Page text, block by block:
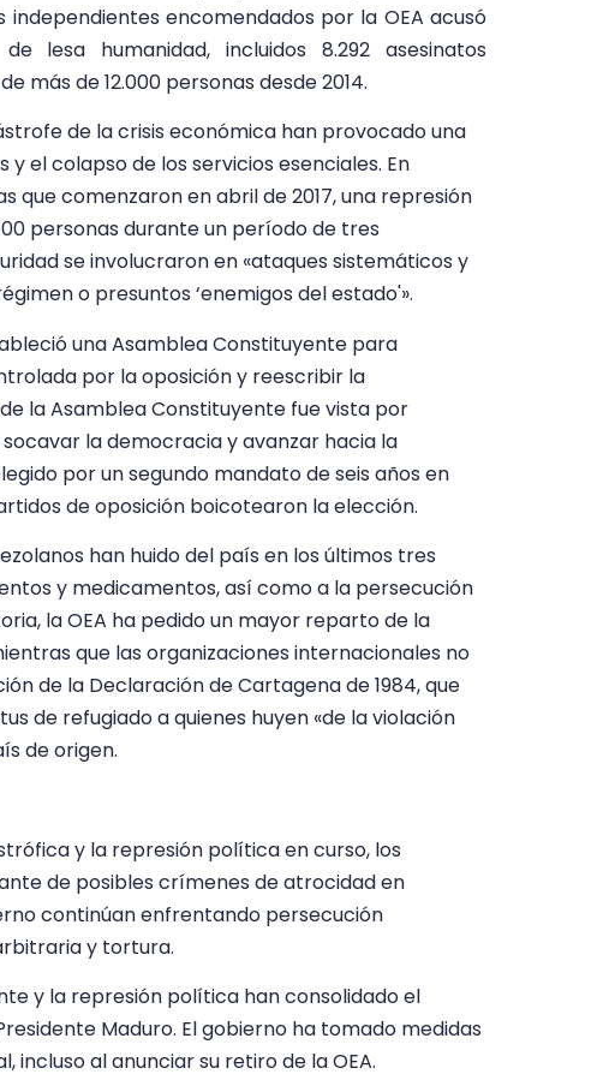
encomendados por la OEA acusó
lesa humanidad, incluidos 8.292 asesinatos
más de 12.000 personas desde 2014.
de la crisis económica han provocado una
el colapso de los servicios esenciales. En
que comenzaron en abril de 2017, una represión
personas durante un período de tres
se involucraron en «ataques sistemáticos y
o presuntos ‘enemigos del estado'».
una Asamblea Constituyente para
por la oposición y reescribir la
la Asamblea Constituyente fue vista por
la democracia y avanzar hacia la
por un segundo mandato de seis años en
de oposición boicotearon la elección.
han huido del país en los últimos tres
y medicamentos, así como a la persecución
la OEA ha pedido un mayor reparto de la
que las organizaciones internacionales no
de la Declaración de Cartagena de 1984, que
de refugiado a quienes huyen «de la violación
de origen.
y la represión política en curso, los
de posibles crímenes de atrocidad en
continúan enfrentando persecución
y tortura.
y la represión política han consolidado el
Maduro. El gobierno ha tomado medidas
incluso al anunciar su retiro de la OEA.